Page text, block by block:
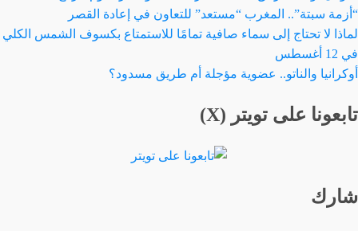
“أزمة سبتة”.. المغرب “مستعد” للتعاون في إعادة القصر
لماذا لا تحتاج إلى سماء صافية تمامًا للاستمتاع بكسوف الشمس الكلي
في 12 أغسطس
أوكرانيا والناتو.. عضوية مؤجلة أم طريق مسدود؟
تابعونا على تويتر (X)
شارك